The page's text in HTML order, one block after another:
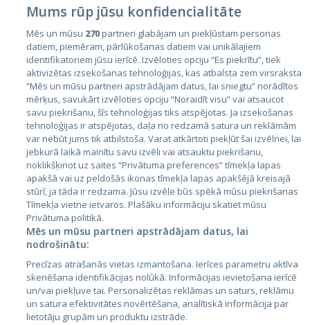
Valstis
Igaunija
Latvija
Lietuva
City24.lv
City24.ee
GetaPro.lv
GetaPro.ee
Skelbiu.lt
Kainos.lt
Paslaugos.lt
auto24.ee
KV.ee
Mums rūp jūsu konfidencialitāte
Mēs un mūsu 270partneri glabājam un piekļūstam personas
datiem, piemēram, pārlūkošanas datiem vai unikālajiem
identifikatoriem jūsu ierīcē. Izvēloties opciju “Es piekrītu”, tiek
aktivizētas izsekošanas tehnoloģijas, kas atbalsta zem virsraksta
“Mēs un mūsu partneri apstrādājam datus, lai sniegtu” norādītos
mērķus, savukārt izvēloties opciju “Noraidīt visu” vai atsaucot
savu piekrišanu, šīs tehnoloģijas tiks atspējotas. Ja izsekošanas
tehnoloģijas ir atspējotas, daļa no redzamā satura un reklāmām
var nebūt jums tik atbilstoša. Varat atkārtoti piekļūt šai izvēlnei, lai
jebkurā laikā mainītu savu izvēli vai atsauktu piekrišanu,
noklikšķinot uz saites “Privātuma preferences” tīmekļa lapas
apakšā vai uz peldošās ikonas tīmekļa lapas apakšējā kreisajā
stūrī, ja tāda ir redzama. Jūsu izvēle būs spēkā mūsu piekrišanas
Tīmekļa vietne ietvaros. Plašāku informāciju skatiet mūsu
Privātuma politikā.
Mēs un mūsu partneri apstrādājam datus, lai
nodrošinātu:
Precīzas atrašanās vietas izmantošana. Ierīces parametru aktīva
skenēšana identifikācijas nolūkā. Informācijas ievietošana ierīcē
un/vai piekļuve tai. Personalizētas reklāmas un saturs, reklāmu
un satura efektivitātes novērtēšana, analītiskā informācija par
lietotāju grupām un produktu izstrāde.